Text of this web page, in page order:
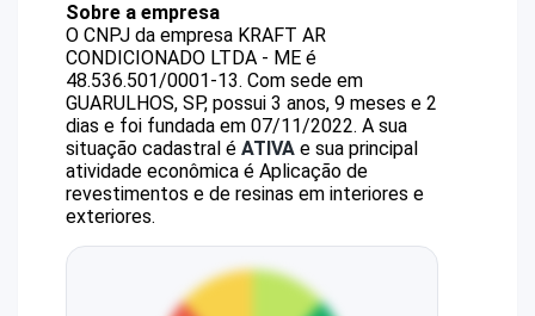
Sobre a empresa
O CNPJ da empresa KRAFT AR
CONDICIONADO LTDA - ME é
48.536.501/0001-13. Com sede em
GUARULHOS, SP, possui 3 anos, 9 meses e 2
dias e foi fundada em 07/11/2022. A sua
situação cadastral é ATIVA e sua principal
atividade econômica é Aplicação de
revestimentos e de resinas em interiores e
exteriores.